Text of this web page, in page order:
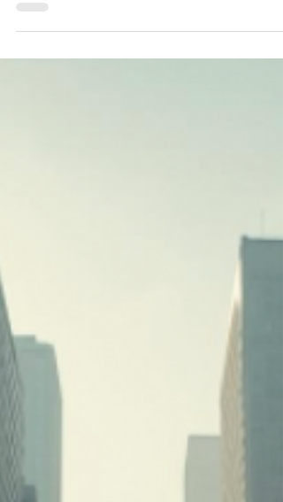
découvrir des pistes pour agir.